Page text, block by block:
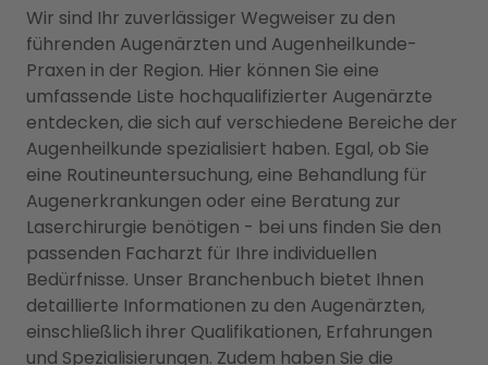
Wir sind Ihr zuverlässiger Wegweiser zu den
führenden Augenärzten und Augenheilkunde-
Praxen in der Region. Hier können Sie eine
umfassende Liste hochqualifizierter Augenärzte
entdecken, die sich auf verschiedene Bereiche der
Augenheilkunde spezialisiert haben. Egal, ob Sie
eine Routineuntersuchung, eine Behandlung für
Augenerkrankungen oder eine Beratung zur
Laserchirurgie benötigen - bei uns finden Sie den
passenden Facharzt für Ihre individuellen
Bedürfnisse. Unser Branchenbuch bietet Ihnen
detaillierte Informationen zu den Augenärzten,
einschließlich ihrer Qualifikationen, Erfahrungen
und Spezialisierungen. Zudem haben Sie die